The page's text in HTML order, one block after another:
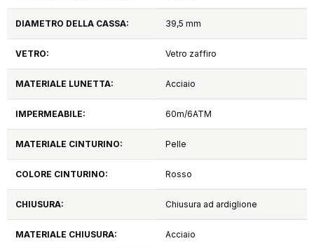
DIAMETRO DELLA CASSA: 39,5 mm
VETRO: Vetro zaffiro
MATERIALE LUNETTA: Acciaio
IMPERMEABILE: 60m/6ATM
MATERIALE CINTURINO: Pelle
COLORE CINTURINO: Rosso
CHIUSURA: Chiusura ad ardiglione
MATERIALE CHIUSURA: Acciaio